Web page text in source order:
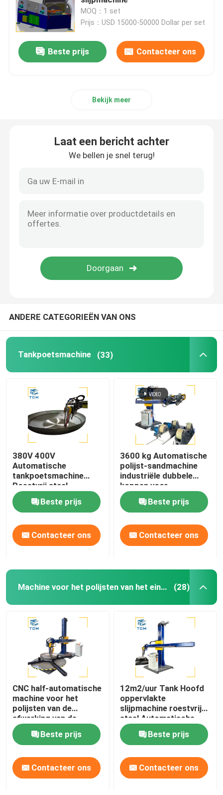
Machine voor het polijsten van het eind van de schaal
CNC Oppoetsende Machine
Blad Oppoetsende Machine
Automatische polijstmachine met stalen elleboog
Schommelmachine
Kegelbuigmachine
Oppoetsende verbruiksgoederen
MOQ：1 set
Prijs：USD 15000-50000 Dollar per set
Beste prijs Contacteer ons
Bekijk meer
Laat een bericht achter
We bellen je snel terug!
ANDERE CATEGORIEËN VAN ONS
Tankpoetsmachine (33)
380V 400V
Automatische
tankpoetsmachine
Roestvrij staal
koppoetser tank
schelppoetser
Beste prijs
Contacteer ons
3600 kg Automatische
polijst-sandmachine
industriële dubbele
koppen voor
tankvaartuigen
Beste prijs
Contacteer ons
Machine voor het polijsten van het eind van de schaal (28)
CNC half-automatische
machine voor het
polijsten van de
afwerking van de
afwerking van de
afwerkingBeste prijs
Contacteer ons
12m2/uur Tank Hoofd
oppervlakte
slijpmachine roestvrij
staal Automatische
Polisher
Beste prijs
Contacteer ons